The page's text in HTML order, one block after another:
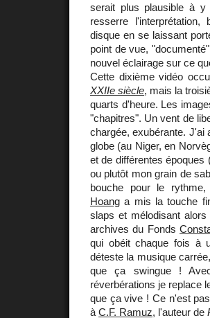
serait plus plausible à
resserre
disque en se laissant
point de vue,
nouvel éclairage sur ce
Cette dixième vidéo
XXIIe siècle, mais la
quarts d'heure. Les
"chapitres". Un vent de
chargée, exubérante. J'ai
globe (au Niger, en
et de différentes
ou plutôt mon grain de
bouche pour le
Hoang a mis la touche
slaps et mélodisant alors
archives du Fonds
qui obéit chaque fois à
déteste la musique
que ça swingue !
réverbérations je replace
que ça vive ! Ce n'est
à C.F. Ramuz, l'auteur de